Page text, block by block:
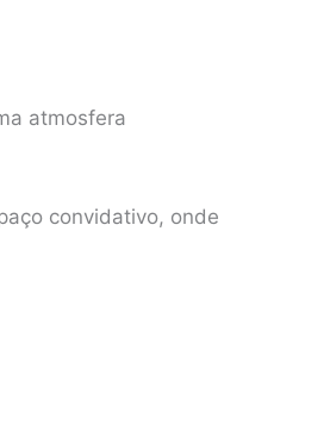
atmosfera
convidativo, onde